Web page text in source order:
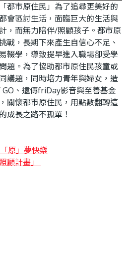
都市原住民」為了追尋更美好的
會區討生活，面臨巨大的生活與
，而無力陪伴/照顧孩子。都市原
戰，長期下來產生自信心不足、
輟學，導致提早進入職場卻受學
題。為了協助都市原住民孩童或
議題，同時培力青年與婦女，造
GO、遠傳friDay影音與至善基金
關懷都市原住民，用點數翻轉這
成長之路不孤單！
原」夢快樂
顧計畫」